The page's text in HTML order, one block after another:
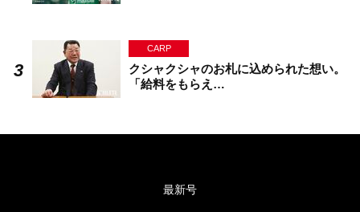
CARP
クシャクシャのお札に込められた想い。
「給料をもらえ…
最新号